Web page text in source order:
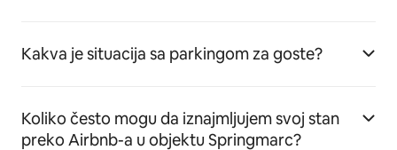
Kakva je situacija sa parkingom za goste?
Koliko često mogu da iznajmljujem svoj stan
preko Airbnb-a u objektu Springmarc?